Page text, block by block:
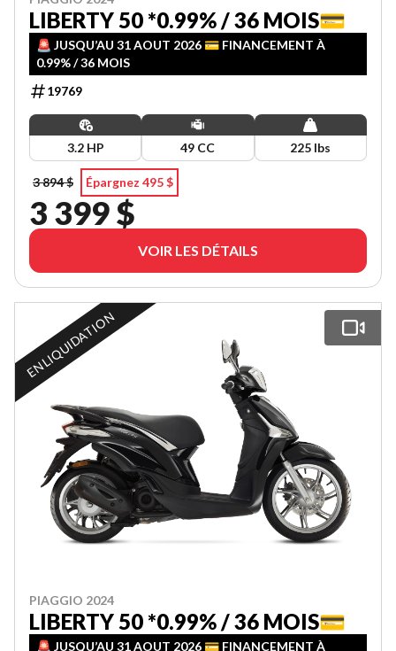
LIBERTY 50 *0.99% / 36 MOIS💳
🚨 JUSQU’AU 31 AOUT 2026 💳 FINANCEMENT À
0.99% / 36 MOIS
19769
3.2 HP 49 CC 225 lbs
3 894 $ Épargnez 495 $
3 399 $
VOIR LES DÉTAILS
EN LIQUIDATION
PIAGGIO 2024
LIBERTY 50 *0.99% / 36 MOIS💳
🚨 JUSQU’AU 31 AOUT 2026 💳 FINANCEMENT À